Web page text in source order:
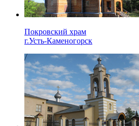
Покровский храм
г.Усть-Каменогорск